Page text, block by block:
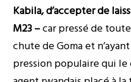
Kabila,d’accepter de
M23 –car pressé de
chute de Goma et
pression populaire qui